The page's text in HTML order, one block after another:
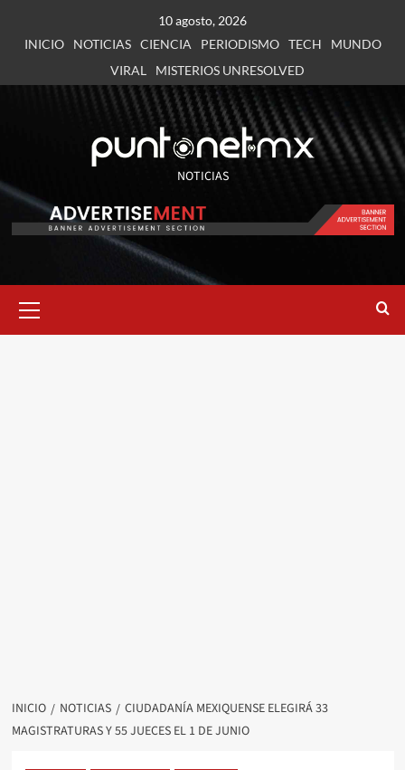
10 agosto, 2026
INICIO
NOTICIAS CIENCIA PERIODISMO TECH
MUNDO
VIRAL
MISTERIOS UNRESOLVED
NOTICIAS
INICIO NOTICIAS
CIUDADANÍA MEXIQUENSE ELEGIRÁ 33
MAGISTRATURAS Y 55 JUECES EL 1 DE JUNIO